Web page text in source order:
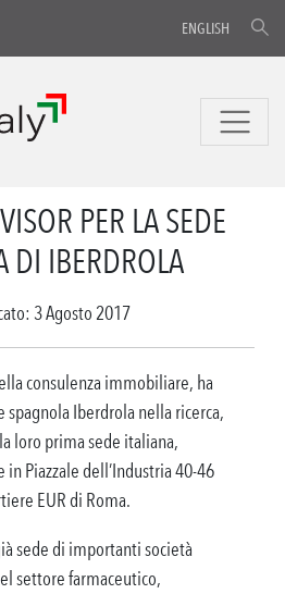
ENGLISH
PER LA SEDE
DI IBERDROLA
3 Agosto 2017
consulenza immobiliare, ha
Iberdrola nella ricerca,
loro prima sede italiana,
Piazzale dell’Industria 40-46
EUR di Roma.
sede di importanti società
settore farmaceutico,